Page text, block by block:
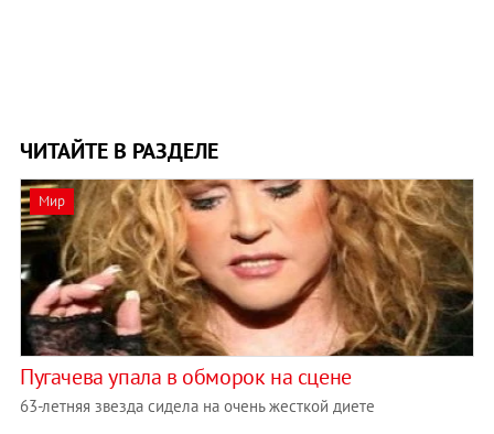
ЧИТАЙТЕ В РАЗДЕЛЕ
Мир
Пугачева упала в обморок на сцене
63-летняя звезда сидела на очень жесткой диете